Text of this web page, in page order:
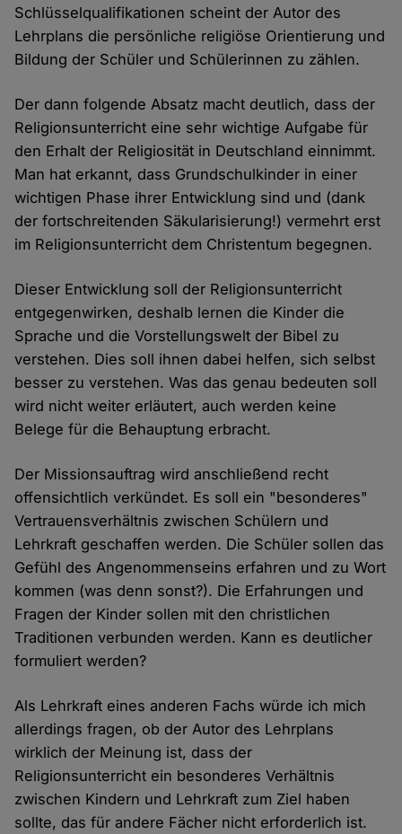
Schlüsselqualifikationen scheint der Autor des
Lehrplans die persönliche religiöse Orientierung und
Bildung der Schüler und Schülerinnen zu zählen.
Der dann folgende Absatz macht deutlich, dass der
Religionsunterricht eine sehr wichtige Aufgabe für
den Erhalt der Religiosität in Deutschland einnimmt.
Man hat erkannt, dass Grundschulkinder in einer
wichtigen Phase ihrer Entwicklung sind und (dank
der fortschreitenden Säkularisierung!) vermehrt erst
im Religionsunterricht dem Christentum begegnen.
Dieser Entwicklung soll der Religionsunterricht
entgegenwirken, deshalb lernen die Kinder die
Sprache und die Vorstellungswelt der Bibel zu
verstehen. Dies soll ihnen dabei helfen, sich selbst
besser zu verstehen. Was das genau bedeuten soll
wird nicht weiter erläutert, auch werden keine
Belege für die Behauptung erbracht.
Der Missionsauftrag wird anschließend recht
offensichtlich verkündet. Es soll ein "besonderes"
Vertrauensverhältnis zwischen Schülern und
Lehrkraft geschaffen werden. Die Schüler sollen das
Gefühl des Angenommenseins erfahren und zu Wort
kommen (was denn sonst?). Die Erfahrungen und
Fragen der Kinder sollen mit den christlichen
Traditionen verbunden werden. Kann es deutlicher
formuliert werden?
Als Lehrkraft eines anderen Fachs würde ich mich
allerdings fragen, ob der Autor des Lehrplans
wirklich der Meinung ist, dass der
Religionsunterricht ein besonderes Verhältnis
zwischen Kindern und Lehrkraft zum Ziel haben
sollte, das für andere Fächer nicht erforderlich ist.